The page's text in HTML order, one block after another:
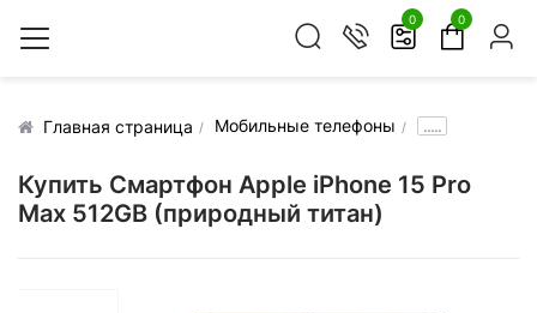
0 0
Главная страница Мобильные телефоны .....
Купить Смартфон Apple iPhone 15 Pro
Max 512GB (природный титан)